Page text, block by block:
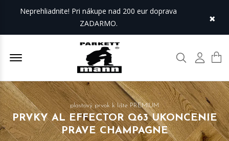
Neprehliadnite! Pri nákupe nad 200 eur doprava
ZADARMO.
×
Offcanvas Menu Open Hľadať Môj
plastový prvok k lište PREMIUM
PRVKY AL EFFECTOR Q63 UKONCENIE
PRAVE CHAMPAGNE